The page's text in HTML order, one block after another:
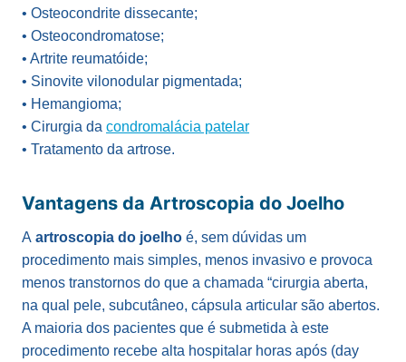
• Osteocondrite dissecante;
• Osteocondromatose;
• Artrite reumatóide;
• Sinovite vilonodular pigmentada;
• Hemangioma;
• Cirurgia da condromalácia patelar
• Tratamento da artrose.
Vantagens da Artroscopia do Joelho
A artroscopia do joelho é, sem dúvidas um
procedimento mais simples, menos invasivo e provoca
menos transtornos do que a chamada “cirurgia aberta,
na qual pele, subcutâneo, cápsula articular são abertos.
A maioria dos pacientes que é submetida à este
procedimento recebe alta hospitalar horas após (day